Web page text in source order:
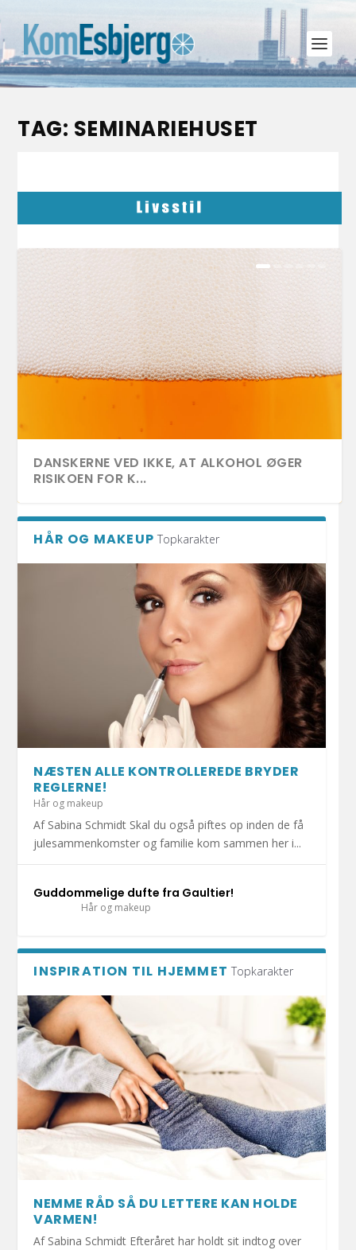
TAG: SEMINARIEHUSET
DANSKERNE VED IKKE, AT ALKOHOL ØGER
RISIKOEN FOR K...
HOLD DIT JULEHJERTE SUNDT I DECEMBER!
1.000 KRAMMEBAMSER PÅ VEJ TIL INDLAGTE
BØRN I ESBJ...
MERE END HALVDELEN AF DANSKERNE HAR
KATTEN MED I S...
DET ER SÆSON FOR DÅRLIG MAVE: UNDGÅ
AT BLIVE SYG A...
DIY: TRE FLISEPROJEKTER TIL DIN
SOMMERFERIE!
HÅR OG MAKEUP Topkarakter
NÆSTEN ALLE KONTROLLEREDE BRYDER
REGLERNE!
Hår og makeup
Af Sabina Schmidt Skal du også piftes op inden de få
julesammenkomster og familie kom sammen her i...
Guddommelige dufte fra Gaultier!
Hår og makeup
INSPIRATION TIL HJEMMET Topkarakter
NEMME RÅD SÅ DU LETTERE KAN HOLDE
VARMEN!
Af Sabina Schmidt Efteråret har holdt sit indtog over